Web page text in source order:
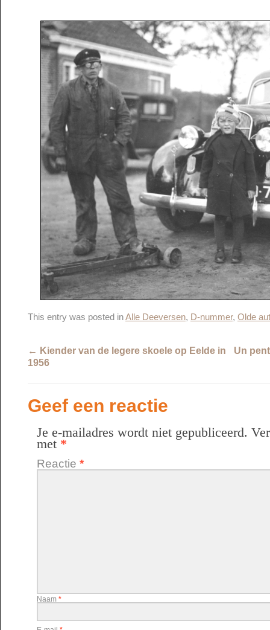
This entry was posted inAlle Deeversen, D-nummer, Olde
← Kiender van de legere skoele op Eelde in
1956
Un
Geef een reactie
Je e-mailadres wordt niet gepubliceerd.
met *
Reactie *
Naam *